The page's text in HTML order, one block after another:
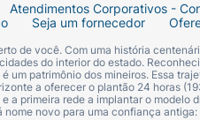
Atendimentos Corporativos -
Seja um fornecedor
de você. Com uma história
do interior do estado.
um patrimônio dos mineiros. Essa
a oferecer o plantão 24 horas
a primeira rede a implantar o modelo
novo para uma confiança